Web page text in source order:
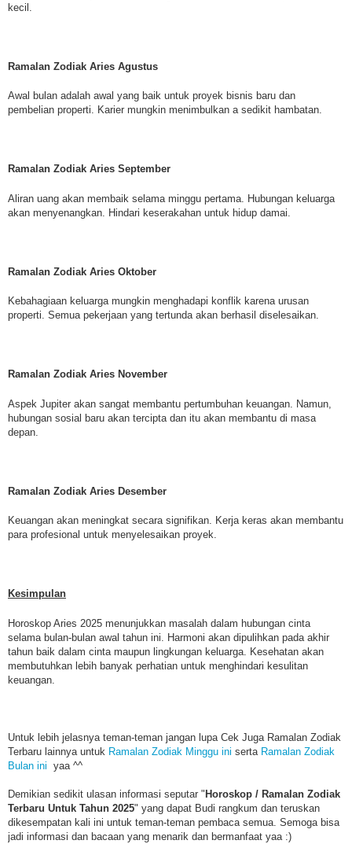
kecil.
Ramalan Zodiak Aries Agustus
Awal bulan adalah awal yang baik untuk proyek bisnis baru dan
pembelian properti. Karier mungkin menimbulkan a sedikit hambatan.
Ramalan Zodiak Aries September
Aliran uang akan membaik selama minggu pertama. Hubungan keluarga
akan menyenangkan. Hindari keserakahan untuk hidup damai.
Ramalan Zodiak Aries Oktober
Kebahagiaan keluarga mungkin menghadapi konflik karena urusan
properti. Semua pekerjaan yang tertunda akan berhasil diselesaikan.
Ramalan Zodiak Aries November
Aspek Jupiter akan sangat membantu pertumbuhan keuangan. Namun,
hubungan sosial baru akan tercipta dan itu akan membantu di masa
depan.
Ramalan Zodiak Aries Desember
Keuangan akan meningkat secara signifikan. Kerja keras akan membantu
para profesional untuk menyelesaikan proyek.
Kesimpulan
Horoskop Aries 2025 menunjukkan masalah dalam hubungan cinta
selama bulan-bulan awal tahun ini. Harmoni akan dipulihkan pada akhir
tahun baik dalam cinta maupun lingkungan keluarga. Kesehatan akan
membutuhkan lebih banyak perhatian untuk menghindari kesulitan
keuangan.
Untuk lebih jelasnya teman-teman jangan lupa Cek Juga Ramalan Zodiak
Terbaru lainnya untuk Ramalan Zodiak Minggu ini serta Ramalan Zodiak
Bulan ini yaa ^^
Demikian sedikit ulasan informasi seputar " Horoskop / Ramalan Zodiak
Terbaru Untuk Tahun 2025" yang dapat Budi rangkum dan teruskan
dikesempatan kali ini untuk teman-teman pembaca semua. Semoga bisa
jadi informasi dan bacaan yang menarik dan bermanfaat yaa :)